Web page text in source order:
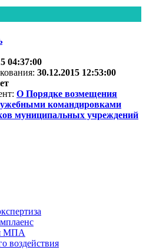
04:37:00
30.12.2015 12:53:00
О Порядке возмещения
командировками
муниципальных учреждений
МПА
воздействия